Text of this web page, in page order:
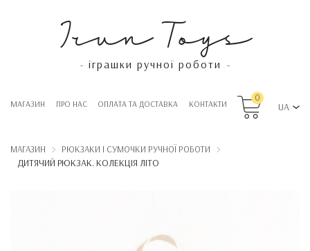
Irun Toys
- іграшки ручної роботи -
МАГАЗИН ПРО НАС OПЛАТА ТА ДОСТАВКА КОНТАКТИ
0
UA
МАГАЗИН РЮКЗАКИ І СУМОЧКИ РУЧНОЇ РОБОТИ
ДИТЯЧИЙ РЮКЗАК. КОЛЕКЦІЯ ЛІТО